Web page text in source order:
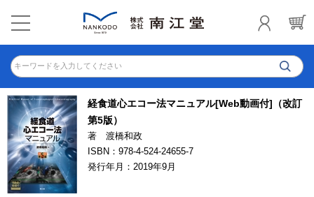
キーワードを入力してください
経食道心エコー法マニュアル[Web動画付]（改訂
第5版）
著 渡橋和政
ISBN：978-4-524-24655-7
発行年月：2019年9月